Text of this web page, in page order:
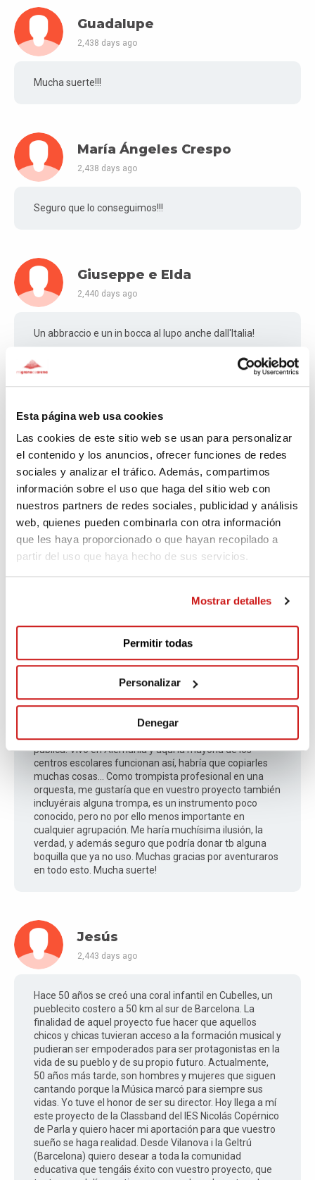
Esta página web usa cookies
Las cookies de este sitio web se usan para personalizar
el contenido y los anuncios, ofrecer funciones de redes
sociales y analizar el tráfico. Además, compartimos
información sobre el uso que haga del sitio web con
nuestros partners de redes sociales, publicidad y análisis
web, quienes pueden combinarla con otra información
que les haya proporcionado o que hayan recopilado a
partir del uso que haya hecho de sus servicios.
Mostrar detalles
Permitir todas
Personalizar
Denegar
Guadalupe
2,438 days ago
Mucha suerte!!!
María Ángeles Crespo
2,438 days ago
Seguro que lo conseguimos!!!
Giuseppe e Elda
2,440 days ago
Un abbraccio e un in bocca al lupo anche dall'Italia!
2,441 days ago
Grandísimo Gonzalo: A ELLOOOOOOO...
Raquel
2,442 days ago
2,442 days ago
Me encanta esta iniciativa y me encantaría que saliese
adelante y que muchos otros centros la copiasen, pero
lo suyo sería que se hiciese desde la administración
pública. Vivo en Alemania y aquí la mayoría de los
centros escolares funcionan así, habría que copiarles
muchas cosas... Como trompista profesional en una
orquesta, me gustaría que en vuestro proyecto también
incluyérais alguna trompa, es un instrumento poco
conocido, pero no por ello menos importante en
cualquier agrupación. Me haría muchísima ilusión, la
verdad, y además seguro que podría donar tb alguna
boquilla que ya no uso. Muchas gracias por aventuraros
en todo esto. Mucha suerte!
Jesús
2,443 days ago
Hace 50 años se creó una coral infantil en Cubelles, un
pueblecito costero a 50 km al sur de Barcelona. La
finalidad de aquel proyecto fue hacer que aquellos
chicos y chicas tuvieran acceso a la formación musical y
pudieran ser empoderados para ser protagonistas en la
vida de su pueblo y de su propio futuro. Actualmente,
50 años más tarde, son hombres y mujeres que siguen
cantando porque la Música marcó para siempre sus
vidas. Yo tuve el honor de ser su director. Hoy llega a mí
este proyecto de la Classband del IES Nicolás Copérnico
de Parla y quiero hacer mi aportación para que vuestro
sueño se haga realidad. Desde Vilanova i la Geltrú
(Barcelona) quiero desear a toda la comunidad
educativa que tengáis éxito con vuestro proyecto, que